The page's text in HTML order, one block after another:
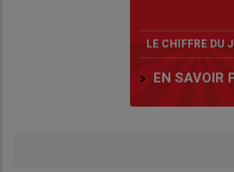
LE CHIFFRE DU
EN SAVOIR